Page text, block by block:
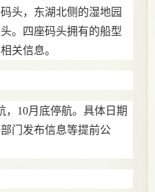
头，东湖北侧的湿地园
。四座码头拥有的船型
关信息。
10月底停航。具体日期
门发布信息等提前公